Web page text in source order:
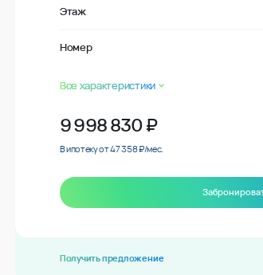
Этаж
Номер
Все характеристики
9 998 830₽
В ипотеку от 47 358 ₽/мес.
Получить предложение